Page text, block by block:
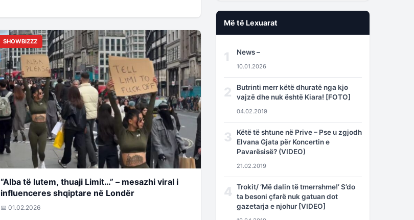
SHOWBIZZZ
“Alba të lutem, thuaji Limit…” – mesazhi viral i
influenceres shqiptare në Londër
📅 01.02.2026
Më të Lexuarat
1 News –
10.01.2026
2
Butrinti merr këtë dhuratë nga kjo
vajzë dhe nuk është Kiara! [FOTO]
04.02.2019
3
Këtë të shtune në Prive – Pse u zgjodh
Elvana Gjata për Koncertin e
Pavarësisë? (VIDEO)
21.02.2019
4
Trokit/ ‘Më dalin të tmerrshme!’ S’do
ta besoni çfarë nuk gatuan dot
gazetarja e njohur [VIDEO]